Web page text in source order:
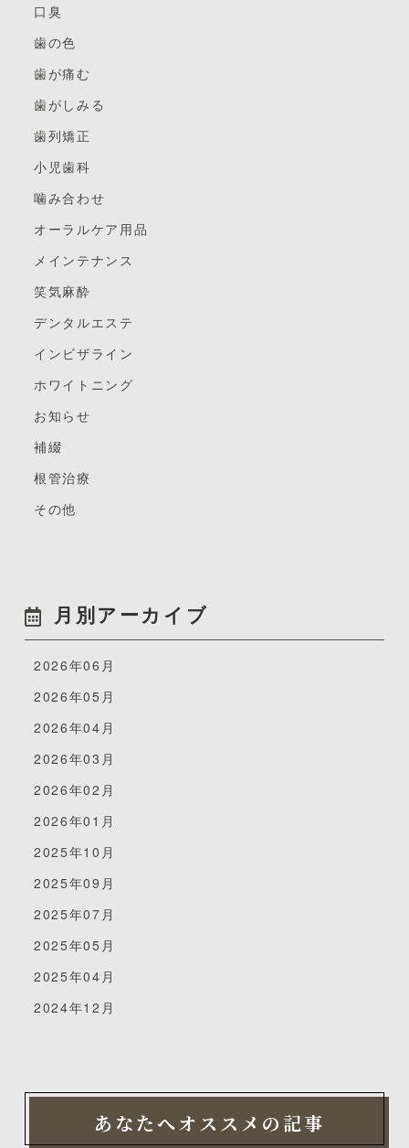
口臭
歯の色
歯が痛む
歯がしみる
歯列矯正
小児歯科
噛み合わせ
オーラルケア用品
メインテナンス
笑気麻酔
デンタルエステ
インビザライン
ホワイトニング
お知らせ
補綴
根管治療
その他
月別アーカイブ
2026年06月
2026年05月
2026年04月
2026年03月
2026年02月
2026年01月
2025年10月
2025年09月
2025年07月
2025年05月
2025年04月
2024年12月
あなたへオススメの記事